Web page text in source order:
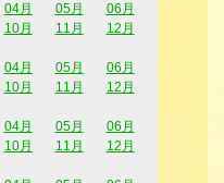
04月 05月
06月
10月 11月
12月
04月 05月
06月
10月 11月
12月
04月 05月
06月
10月 11月
12月